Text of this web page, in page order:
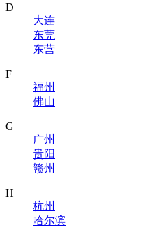
D
大连
东莞
东营
F
福州
佛山
G
广州
贵阳
赣州
H
杭州
哈尔滨